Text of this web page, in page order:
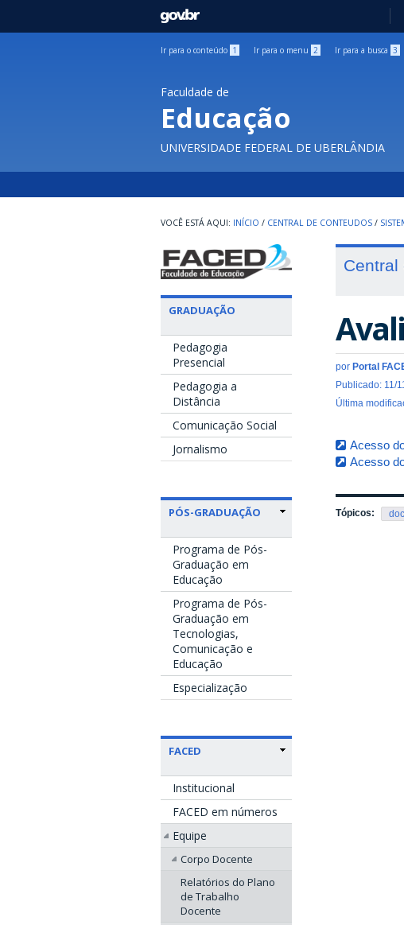
GOVBR
Ir para o conteúdo 1 Ir para o menu 2 Ir para a busca 3
Faculdade de
Educação
UNIVERSIDADE FEDERAL DE UBERLÂNDIA
INÍCIO / CENTRAL DE CONTEUDOS /
GRADUAÇÃO
Pedagogia
Presencial
Pedagogia a
Distância
Comunicação Social
Jornalismo
PÓS-GRADUAÇÃO
Programa de Pós-
Graduação em
Educação
Programa de Pós-
Graduação em
Tecnologias,
Comunicação e
Educação
Especialização
FACED
Institucional
FACED em números
Equipe
Corpo Docente
Relatórios do Plano
de Trabalho
Docente
Central
por Portal
Publicado: 11/
Última
Acesso
Acesso
Tópicos: